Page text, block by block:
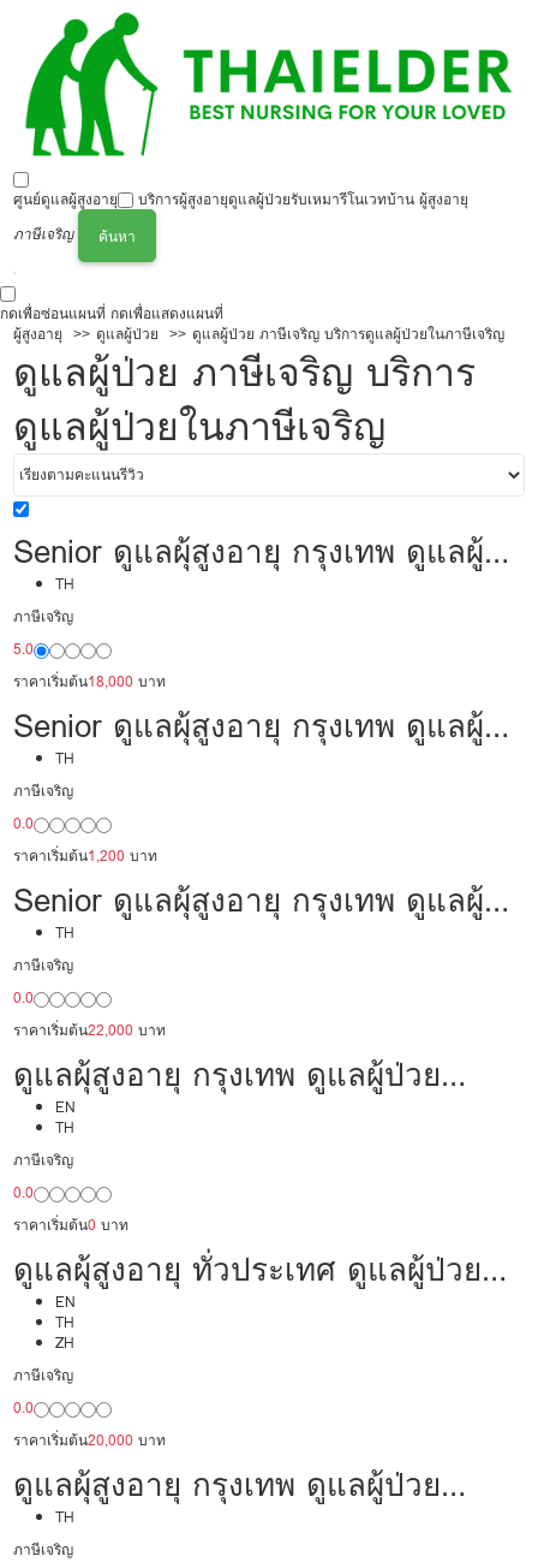
ศูนย์ดูแลผู้สูงอายุ บริการผู้สูงอายุดูแลผู้ป่วยรับเหมารีโนเวทบ้าน ผู้สูงอายุ
ภาษีเจริญ
ค้นหา
กดเพื่อซ่อนแผนที่ กดเพื่อแสดงแผนที่
ผู้สูงอายุ
ดูแลผู้ป่วย ดูแลผู้ป่วย ภาษีเจริญ บริการดูแลผู้ป่วยในภาษีเจริญ
ดูแลผู้ป่วย ภาษีเจริญ บริการ
ดูแลผู้ป่วยในภาษีเจริญ
Senior ดูแลผุ้สูงอายุ กรุงเทพ ดูแลผู้
ป่วย 18,000/เดือน มืออาชีพ พร้อม
ดูแล
TH
ภาษีเจริญ
5.0
ราคาเริ่มต้น18,000 บาท
Senior ดูแลผุ้สูงอายุ กรุงเทพ ดูแลผู้
ป่วย 30,000 /เดือน มีประสบการณ์
เป็นพยาบาล พร้อมดูแล
TH
ภาษีเจริญ
0.0
ราคาเริ่มต้น1,200 บาท
Senior ดูแลผุ้สูงอายุ กรุงเทพ ดูแลผู้
ป่วย 22,000/เดือน มืออาชีพ พร้อม
ดูแล
TH
ภาษีเจริญ
0.0
ราคาเริ่มต้น22,000 บาท
ดูแลผุ้สูงอายุ กรุงเทพ ดูแลผู้ป่วย
24,000/เดือน มืออาชีพ ได้ภาษา รับ
ต่างชาติ
EN
TH
ภาษีเจริญ
0.0
ราคาเริ่มต้น0 บาท
ดูแลผุ้สูงอายุ ทั่วประเทศ ดูแลผู้ป่วย
20,000/เดือน มืออาชีพ ได้ภาษา รับ
ต่างชาติ
EN
TH
ZH
ภาษีเจริญ
0.0
ราคาเริ่มต้น20,000 บาท
ดูแลผุ้สูงอายุ กรุงเทพ ดูแลผู้ป่วย
20,000/เดือน มืออาชีพ พร้อมทำงาน
TH
ภาษีเจริญ